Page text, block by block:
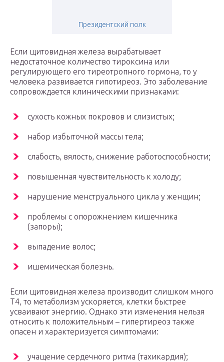
Президентский полк
Если щитовидная железа вырабатывает
недостаточное количество тироксина или
регулирующего его тиреотропного гормона, то у
человека развивается гипотиреоз. Это заболевание
сопровождается клиническими признаками:
сухость кожных покровов и слизистых;
набор избыточной массы тела;
слабость, вялость, снижение работоспособности;
повышенная чувствительность к холоду;
нарушение менструального цикла у женщин;
проблемы с опорожнением кишечника
(запоры);
выпадение волос;
ишемическая болезнь.
Если щитовидная железа производит слишком много
Т4, то метаболизм ускоряется, клетки быстрее
усваивают энергию. Однако эти изменения нельзя
относить к положительным – гипертиреоз также
опасен и характеризуется симптомами:
учащение сердечного ритма (тахикардия);